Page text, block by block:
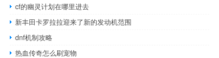
cf的幽灵计划在哪里进去
新丰田卡罗拉拉迎来了新的发动机范围
dnf机制攻略
热血传奇怎么刷宠物